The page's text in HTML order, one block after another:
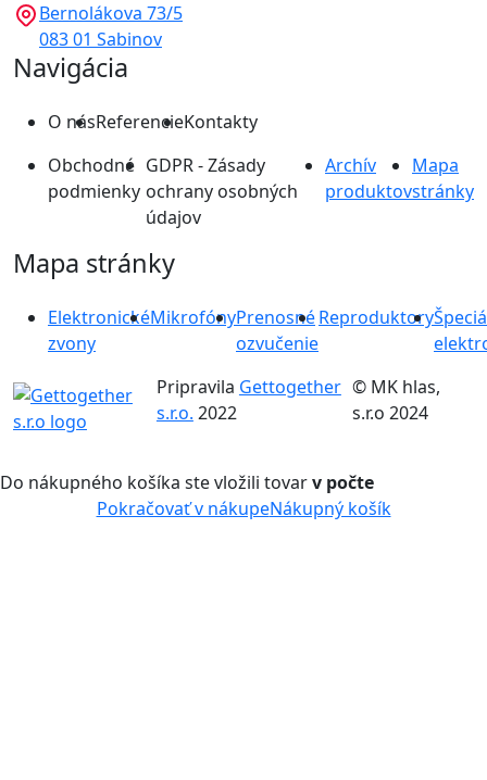
Bernolákova 73/5
083 01 Sabinov
Navigácia
O násReferencieKontakty
Obchodné
podmienky
GDPR - Zásady
ochrany osobných
údajov
Archív
produktov
Mapa
stránky
Mapa stránky
Elektronické
zvony
MikrofónyPrenosné
ozvučenie
Reproduktory
Pripravila Gettogether
s.r.o. 2022
© MK hlas,
s.r.o 2024
Do nákupného košíka ste vložili tovarv počte
Pokračovať v nákupeNákupný košík